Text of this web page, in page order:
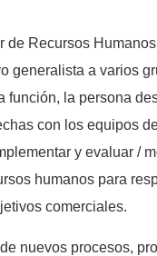
de Recursos
generalista a varios
función, la persona
con los equipos
y evaluar /
humanos para
comerciales.
nuevos procesos,